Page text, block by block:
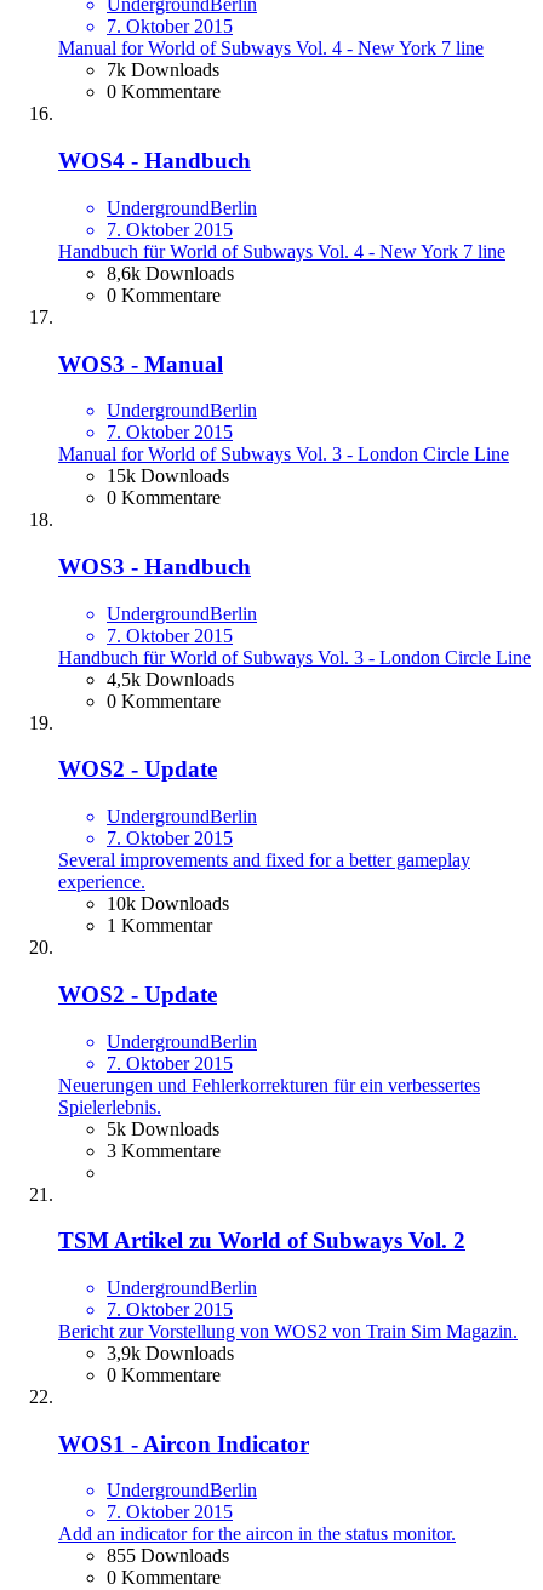
UndergroundBerlin
7. Oktober 2015
Manual for World of Subways Vol. 4 - New York 7 line
7k Downloads
0 Kommentare
WOS4 - Handbuch
UndergroundBerlin
7. Oktober 2015
Handbuch für World of Subways Vol. 4 - New York 7 line
8,6k Downloads
0 Kommentare
WOS3 - Manual
UndergroundBerlin
7. Oktober 2015
Manual for World of Subways Vol. 3 - London Circle Line
15k Downloads
0 Kommentare
WOS3 - Handbuch
UndergroundBerlin
7. Oktober 2015
Handbuch für World of Subways Vol. 3 - London Circle Line
4,5k Downloads
0 Kommentare
WOS2 - Update
UndergroundBerlin
7. Oktober 2015
Several improvements and fixed for a better gameplay
experience.
10k Downloads
1 Kommentar
WOS2 - Update
UndergroundBerlin
7. Oktober 2015
Neuerungen und Fehlerkorrekturen für ein verbessertes
Spielerlebnis.
5k Downloads
3 Kommentare
TSM Artikel zu World of Subways Vol. 2
UndergroundBerlin
7. Oktober 2015
Bericht zur Vorstellung von WOS2 von Train Sim Magazin.
3,9k Downloads
0 Kommentare
WOS1 - Aircon Indicator
UndergroundBerlin
7. Oktober 2015
Add an indicator for the aircon in the status monitor.
855 Downloads
0 Kommentare